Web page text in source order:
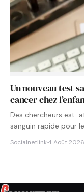
Un nouveau test
cancer chez
Des chercheurs est-
sanguin rapide pour
Socialnetlink·4 Août 2026